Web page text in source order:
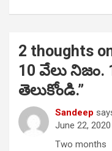
2 thoughts
10 వేలు
తెలుకోండి.”
Sandeep
June 22,
Two months